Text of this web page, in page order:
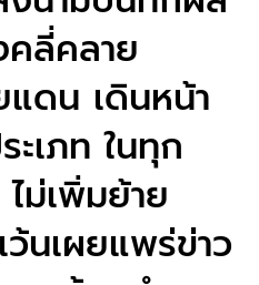
คลี่คลาย
ดน เดินหน้า
ะเภท ในทุก
ม่เพิ่มย้าย
นเผยแพร่ข่าว